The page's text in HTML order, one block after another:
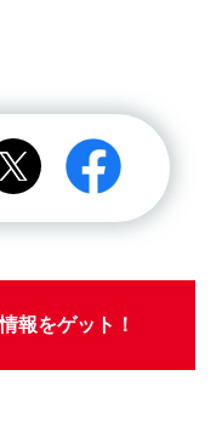
報をゲット！